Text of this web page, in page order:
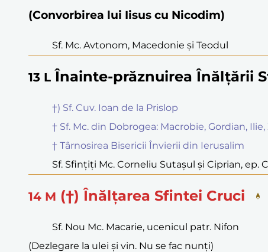
(Convorbirea lui Iisus cu Nicodim)
Sf. Mc. Avtonom, Macedonie și Teodul
13 L Înainte-prăznuirea Înălțării
†) Sf. Cuv. Ioan de la Prislop
† Sf. Mc. din Dobrogea: Macrobie, Gordian,
† Târnosirea Bisericii Învierii din Ierusalim
Sf. Sfințiți Mc. Corneliu Sutașul și Ciprian, ep.
14 M (†) Înălțarea Sfintei Cruci
Sf. Nou Mc. Macarie, ucenicul patr. Nifon
(Dezlegare la ulei și vin. Nu se fac nunți)